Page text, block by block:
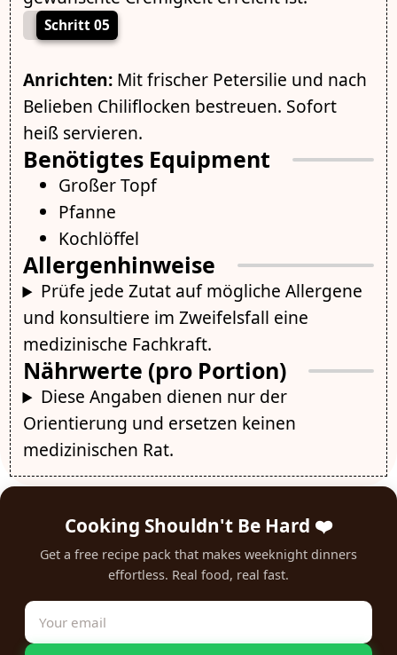
Schritt 05
Anrichten:Mit frischer Petersilie und nach
Belieben Chiliflocken bestreuen. Sofort
heiß servieren.
Benötigtes Equipment
Großer Topf
Pfanne
Kochlöffel
Allergenhinweise
Prüfe jede Zutat auf mögliche Allergene
und konsultiere im Zweifelsfall eine
medizinische Fachkraft.
Nährwerte (pro Portion)
Diese Angaben dienen nur der
Orientierung und ersetzen keinen
medizinischen Rat.
Cooking Shouldn't Be Hard ❤️
Get a free recipe pack that makes weeknight dinners
effortless. Real food, real fast.